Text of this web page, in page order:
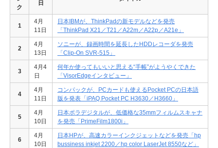
ク
日
1
4月
11日
日本IBMが、ThinkPadの新モデルなどを発売
「ThinkPad X21／T21／A22m／A22p／A21e」
2
4月
13日
ソニーが、録画時間を延長したHDDレコーダを発売
「Clip-On SVR-515」
3
4月4
日
何年か使ってもいいと思える“手帳”がようやくできた
「VisorEdgeインタビュー」
4
4月
11日
コンパックが、PCカードも使えるPocket PCの日本語
版を発表「iPAQ Pocket PC H3630／H3660」
5
4月
10日
日本ポラデジタルが、低価格な35mmフィルムスキャナ
を発売「PrimeFilm1800i」
6
4月
10日
日本HPが、高速カラーインクジェットなどを発売「hp
bussiness inkjet 2200／hp color LaserJet 8550など」